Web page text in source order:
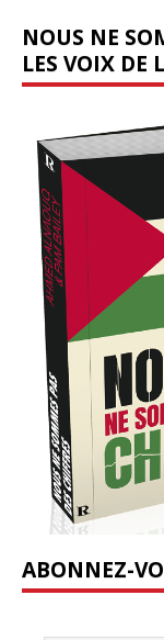
NOUS NE
LES VOIX DE
ABONNEZ-